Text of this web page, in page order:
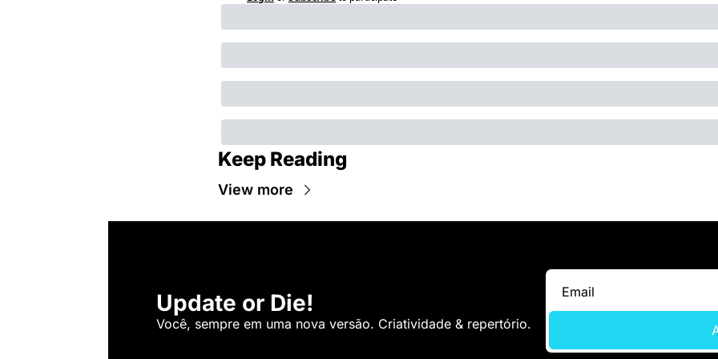
Keep Reading
View more
Update or Die!
Você, sempre em uma nova versão. Criatividade & repertório.